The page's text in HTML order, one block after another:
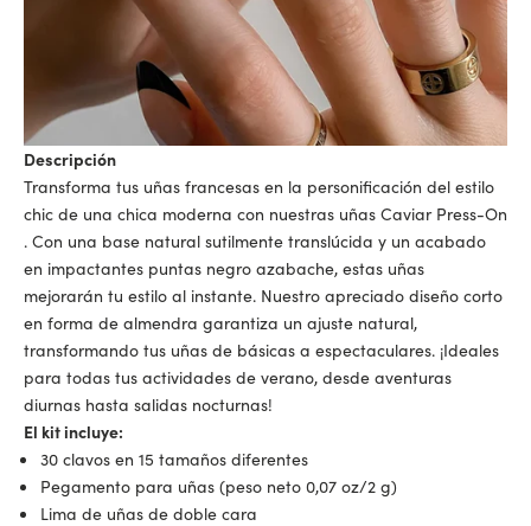
Descripción
Transforma tus uñas francesas en la personificación del estilo
chic de una chica moderna con nuestras uñas Caviar Press-On
. Con una base natural sutilmente translúcida y un acabado
en impactantes puntas negro azabache, estas uñas
mejorarán tu estilo al instante. Nuestro apreciado diseño corto
en forma de almendra garantiza un ajuste natural,
transformando tus uñas de básicas a espectaculares. ¡Ideales
para todas tus actividades de verano, desde aventuras
diurnas hasta salidas nocturnas!
El kit incluye:
30 clavos en 15 tamaños diferentes
Pegamento para uñas (peso neto 0,07 oz/2 g)
Lima de uñas de doble cara